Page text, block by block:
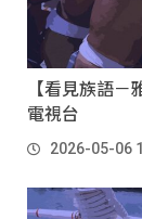
【看見族語
電視台
2026-05-06